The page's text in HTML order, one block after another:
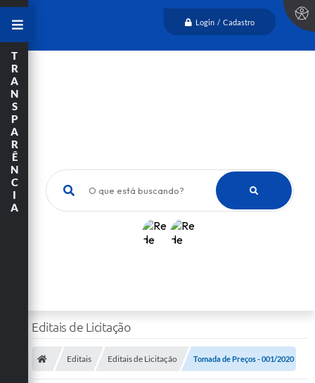
Login / Cadastro
O que está buscando?
T
R
A
N
S
P
A
R
Ê
N
C
I
A
Editais de Licitação
Editais Editais de Licitação Tomada de Preços - 001/2020